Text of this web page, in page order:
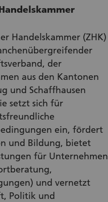
Handelskammer (ZHK)
der
aus den Kantonen
und Schaffhausen
setzt sich für
ein, fördert
und Bildung, bietet
für Unternehmen
und vernetzt
Politik und